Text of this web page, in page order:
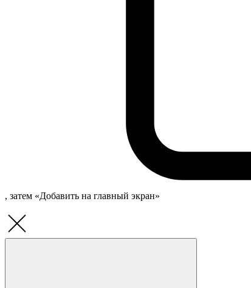
, затем «Добавить на главный экран»